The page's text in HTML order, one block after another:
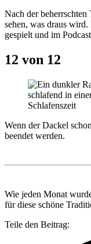
Nach der
sehen, was draus
gespielt und im
12 von 12
Schlafenszeit
Wenn der Dackel
beendet werden.
Wie jeden Monat
für diese schöne
Teile den Beitrag: